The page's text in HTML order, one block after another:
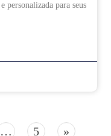
personalizada para seus
… 5 »